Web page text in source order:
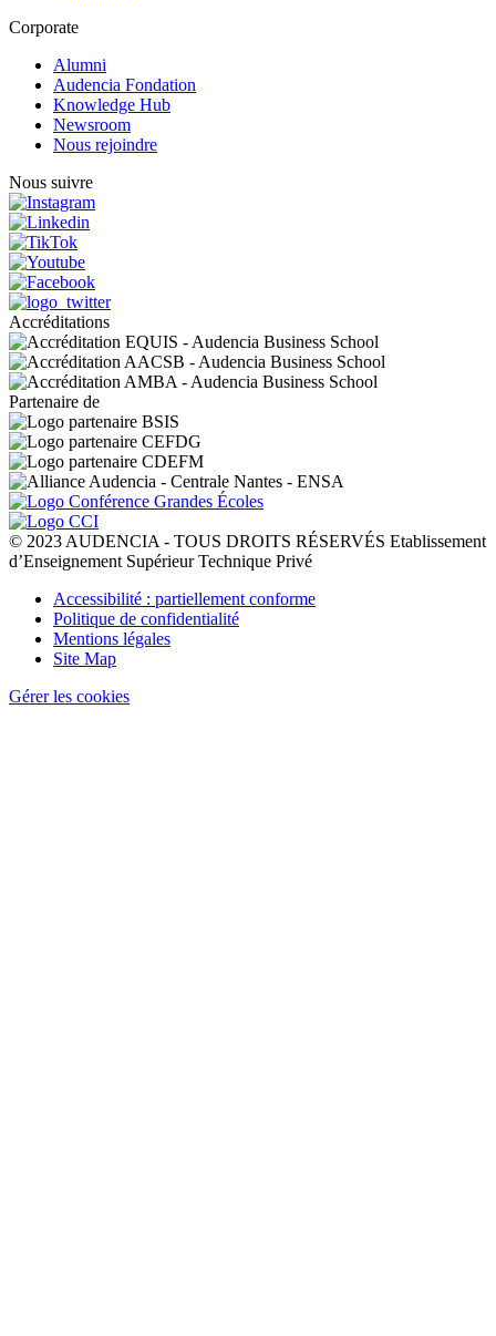
Corporate
Alumni
Audencia Fondation
Knowledge Hub
Newsroom
Nous rejoindre
Nous suivre
Accréditations
Partenaire de
© 2023 AUDENCIA - TOUS DROITS RÉSERVÉS Etablissement
d’Enseignement Supérieur Technique Privé
Pied
page
Accessibilité : partiellement conforme
Politique de confidentialité
Mentions légales
Site Map
Gérer les cookies